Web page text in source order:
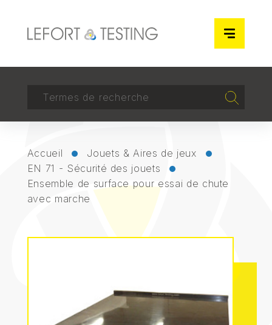
RECHERCHER
Accueil
Jouets & Aires de jeux
EN 71 - Sécurité des jouets
Ensemble de surface pour essai de chute
avec marche